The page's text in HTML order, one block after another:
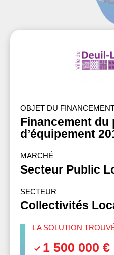
OBJET DU
Financement du
d’équipement
MARCHÉ
Secteur Public
SECTEUR
Collectivités
LA SOLUTION
1 500 000 €